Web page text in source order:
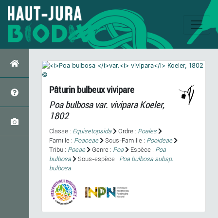
Pâturin bulbeux vivipare
Poa bulbosa var. viviparaKoeler,
1802
Classe : Equisetopsida Ordre : Poales
Famille : Poaceae Sous-Famille : Pooideae
Tribu : Poeae Genre : Poa Espèce : Poa
bulbosa
Sous-espèce : Poa bulbosa subsp.
bulbosa